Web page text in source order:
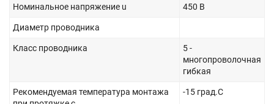
Номинальное напряжение u 450 В
Диаметр проводника
Класс проводника
5 -
многопроволочная
гибкая
Рекомендуемая температура монтажа
-15 град.C